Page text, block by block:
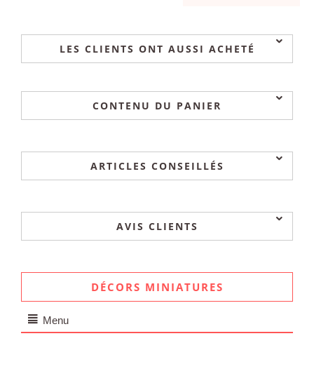
LES CLIENTS ONT AUSSI ACHETÉ
CONTENU DU PANIER
ARTICLES CONSEILLÉS
AVIS CLIENTS
DÉCORS MINIATURES
Menu